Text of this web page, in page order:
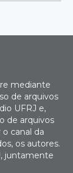
mediante
de arquivos
UFRJ e,
de arquivos
canal da
os autores.
juntamente